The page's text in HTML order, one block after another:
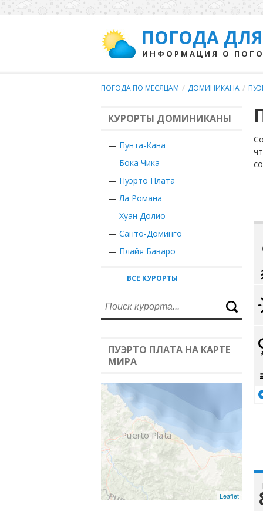
ПОГОДА
ИНФОРМАЦИЯ О
ПОГОДА ПО МЕСЯЦАМ / ДОМИНИКАНА /
КУРОРТЫ ДОМИНИКАНЫ
— Пунта-Кана
— Бока Чика
— Пуэрто Плата
—Ла Романа
— Хуан Долио
— Санто-Доминго
— Плайя Баваро
ВСЕ КУРОРТЫ
ПУЭРТО ПЛАТА НА КАРТЕ
МИРА
Leaflet